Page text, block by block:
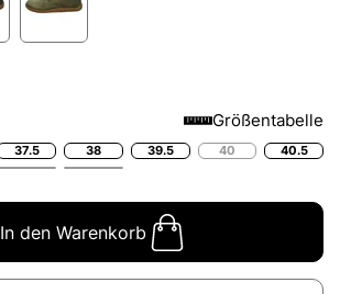
Größentabelle
37.5 38 39.5 40 40.5
In den Warenkorb